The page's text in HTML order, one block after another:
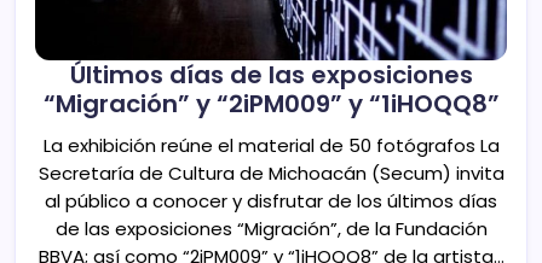
Últimos días de las exposiciones
“Migración” y “2iPM009” y “1iHOQQ8”
La exhibición reúne el material de 50 fotógrafos La
Secretaría de Cultura de Michoacán (Secum) invita
al público a conocer y disfrutar de los últimos días
de las exposiciones “Migración”, de la Fundación
BBVA; así como “2iPM009” y “1iHOQQ8” de la artista…